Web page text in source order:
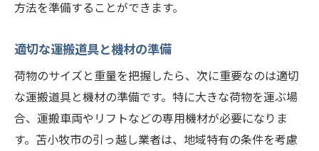
方法を準備することができます。
適切な運搬道具と機材の準備
荷物のサイズと重量を把握したら、次に重要なのは適切
な運搬道具と機材の準備です。特に大きな荷物を運ぶ場
合、運搬車両やリフトなどの専用機材が必要になりま
す。苫小牧市の引っ越し業者は、地域特有の条件を考慮